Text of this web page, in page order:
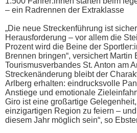
– ein Radrennen der Extraklasse
„Die neue Streckenführung ist
Herausforderung – vor allem die
Prozent wird die Beine der
Brennen bringen“, versichert Martin
Tourismusverbandes St. Anton am
Streckenänderung bleibt der
Arlberg erhalten: eindrucksvolle
Anstiege und emotionale
Giro ist eine großartige
einzigartigen Region zu feiern –
diesem Jahr möglich sein“, so